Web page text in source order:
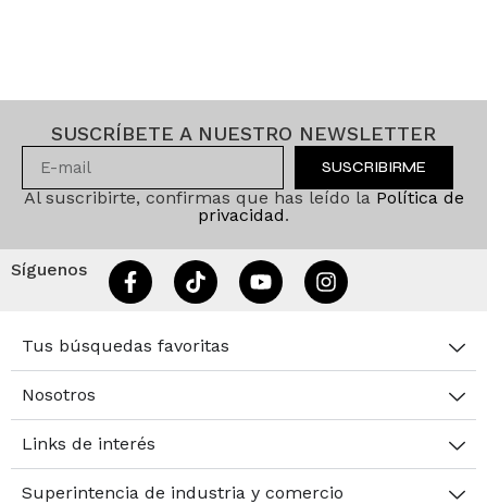
SUSCRÍBETE A NUESTRO NEWSLETTER
SUSCRIBIRME
Al suscribirte, confirmas que has leído la Política de
privacidad.
Síguenos
Tus búsquedas favoritas
Nosotros
Links de interés
Superintencia de industria y comercio